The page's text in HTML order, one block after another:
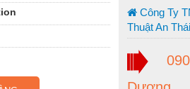
Công Ty
Thuật An